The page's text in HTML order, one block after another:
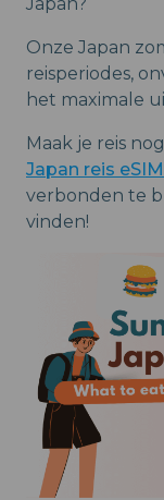
Onze Japan
reisperiodes,
het maximale
Maak je reis
Japan reis eSIM
verbonden te
vinden!